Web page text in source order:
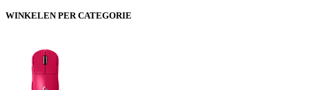
WINKELEN PER CATEGORIE